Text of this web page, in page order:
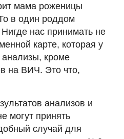
мама роженицы
в один роддом
нас принимать не
карте, которая у
анализы, кроме
на ВИЧ. Это что,
анализов и
могут принять
случай для